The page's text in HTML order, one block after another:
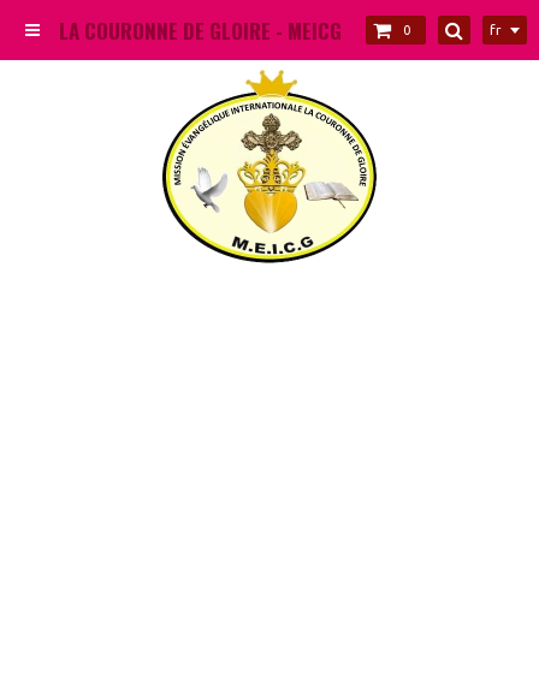
LA COURONNE DE GLOIRE - MEICG 0 fr